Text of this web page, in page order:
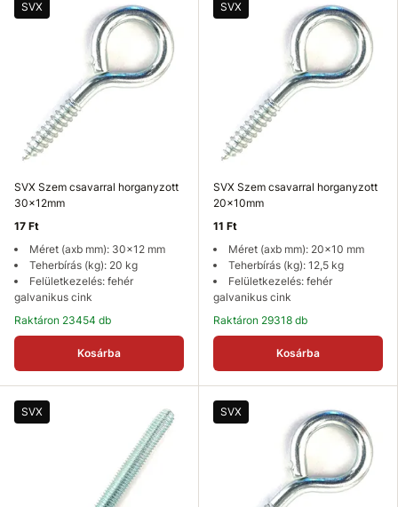
SVX
SVX Szem csavarral horganyzott
30x12mm
17 Ft
Méret (axb mm): 30x12 mm
Teherbírás (kg): 20 kg
Felületkezelés: fehér
galvanikus cink
Raktáron 23454 db
Kosárba
SVX
SVX Szem csavarral horganyzott
20x10mm
11 Ft
Méret (axb mm): 20x10 mm
Teherbírás (kg): 12,5 kg
Felületkezelés: fehér
galvanikus cink
Raktáron 29318 db
Kosárba
SVX SVX